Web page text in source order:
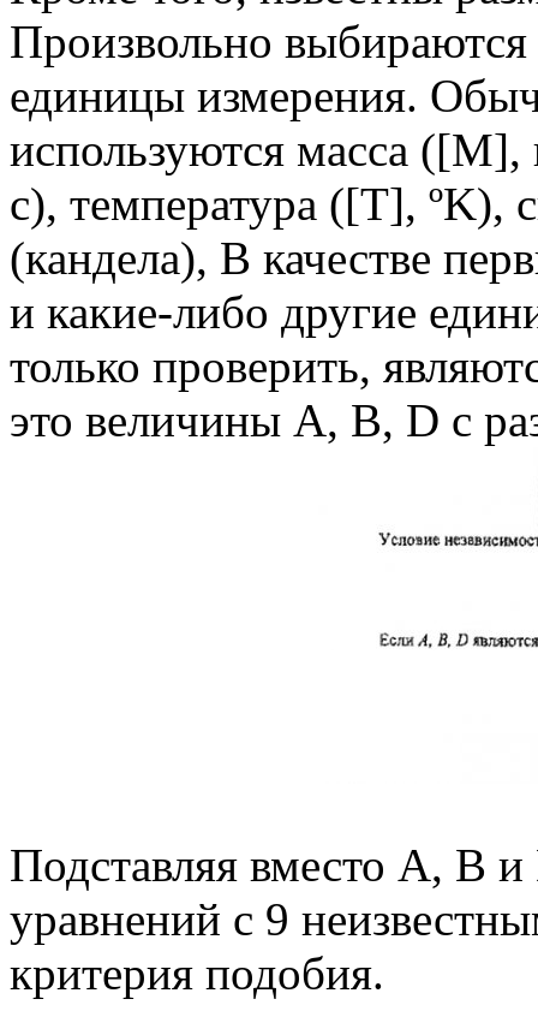
Произвольно
единицы измерения.
используются масса
с), температура ([T], ºK),
(кандела), В качестве
и какие-либо другие
только проверить,
это величины А, В, D с
Подставляя вместо А, В
уравнений с 9
критерия подобия.